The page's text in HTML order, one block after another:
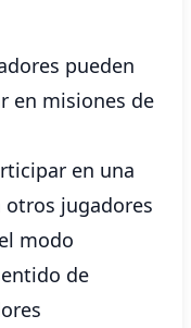
pueden
en misiones de
en una
jugadores
el modo
de